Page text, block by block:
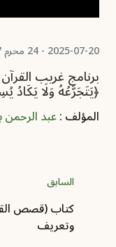
2025-07-20 - 24 محرم 1447
﴿يَتَجَرَّعُهُ وَلَا يَكَادُ
المؤلف :عبد الرحمن
السابق
كتاب (قصص
وتعريف